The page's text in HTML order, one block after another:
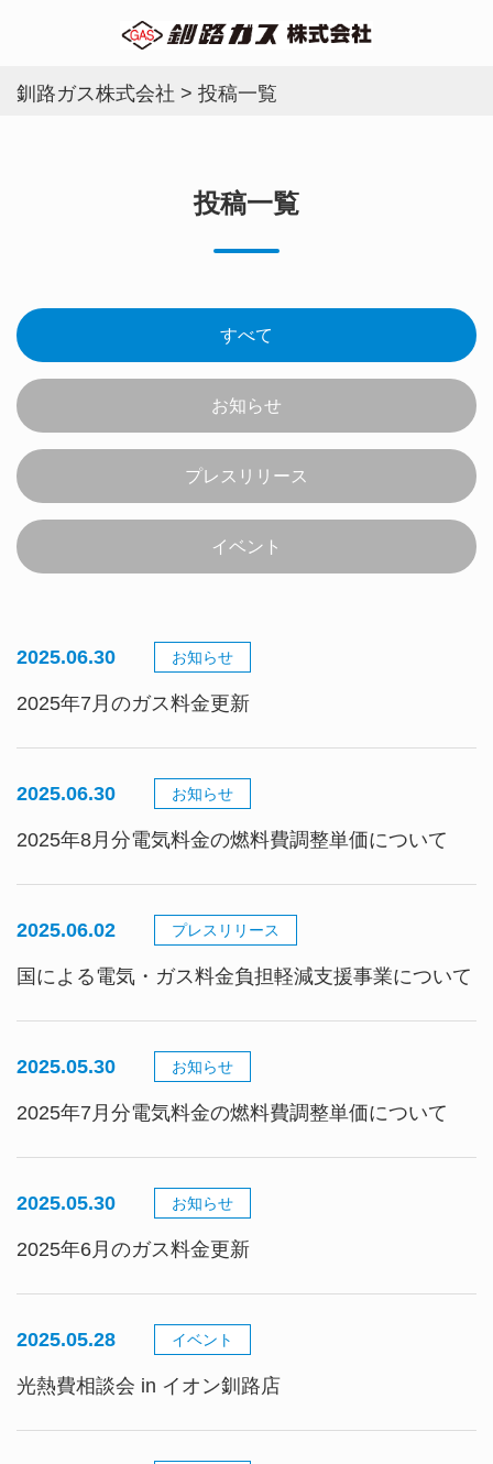
釧路ガス株式会社 > 投稿一覧
投稿一覧
すべて
お知らせ
プレスリリース
イベント
2025.06.30 お知らせ
2025年7月のガス料金更新
2025.06.30 お知らせ
2025年8月分電気料金の燃料費調整単価について
2025.06.02 プレスリリース
国による電気・ガス料金負担軽減支援事業について
2025.05.30 お知らせ
2025年7月分電気料金の燃料費調整単価について
2025.05.30 お知らせ
2025年6月のガス料金更新
2025.05.28 イベント
光熱費相談会 in イオン釧路店